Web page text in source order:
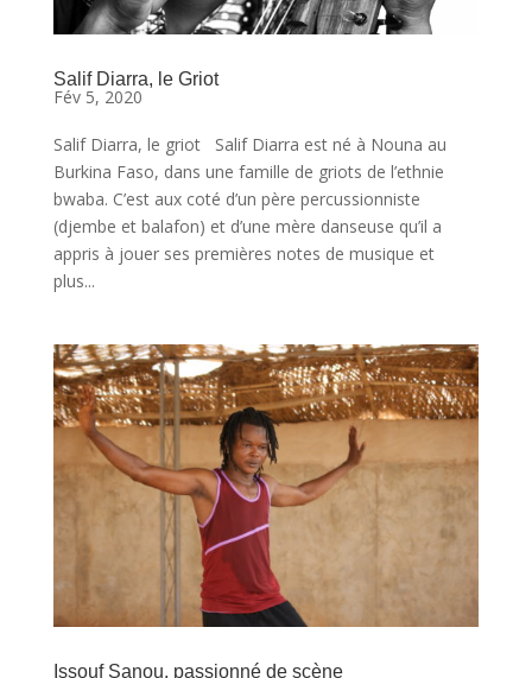
Salif Diarra, le Griot
Fév 5, 2020
Salif Diarra, le griot Salif Diarra est né à Nouna au
Burkina Faso, dans une famille de griots de l’ethnie
bwaba. C’est aux coté d’un père percussionniste
(djembe et balafon) et d’une mère danseuse qu’il a
appris à jouer ses premières notes de musique et
plus...
Issouf Sanou, passionné de scène